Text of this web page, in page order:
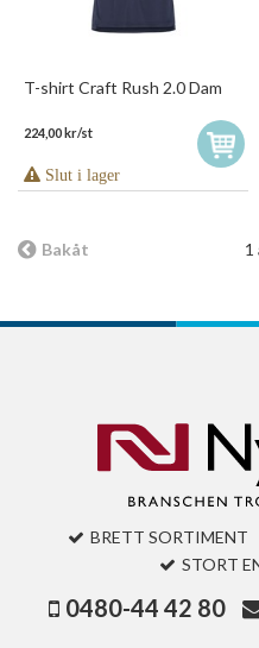
T-shirt Craft Rush 2.0 Dam
224,00 kr/st
Slut i lager
Bakåt 1
BRETT SORTIMENT
STORT
0480-44 42 80